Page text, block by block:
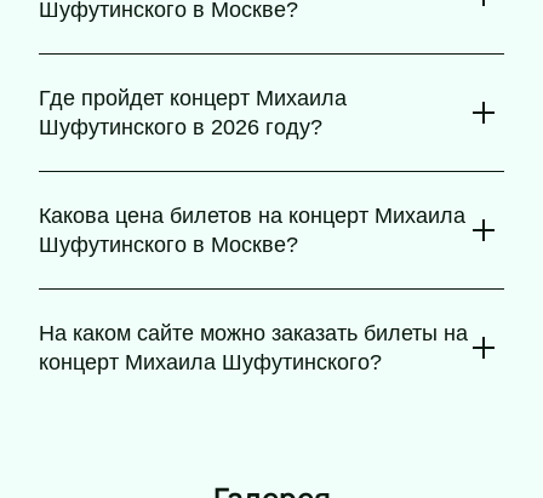
Шуфутинского в Москве?
уточняйте на билетах. Ожидается незабываемый вечер
шансона и живой музыки.
Где пройдет концерт Михаила
Шуфутинского в 2026 году?
Кремлевского дворца в Москве – месте, где выступают
только топовые артисты.
Какова цена билетов на концерт Михаила
Шуфутинского в Москве?
мест. Узнать актуальные цены можно на нашем сайте.
На каком сайте можно заказать билеты на
концерт Михаила Шуфутинского?